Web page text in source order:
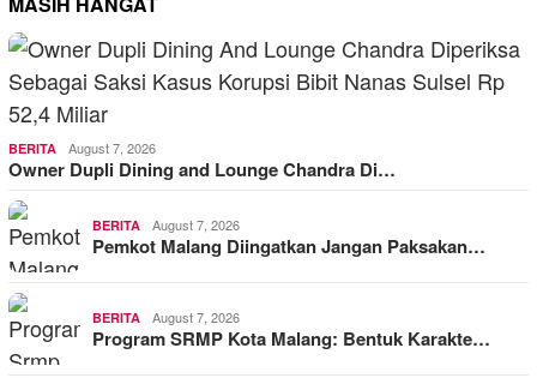
BERITA August 7, 2026
Owner Dupli Dining and Lounge Chandra Di…
BERITA August 7, 2026
Pemkot Malang Diingatkan Jangan Paksakan…
BERITA August 7, 2026
Program SRMP Kota Malang: Bentuk Karakte…